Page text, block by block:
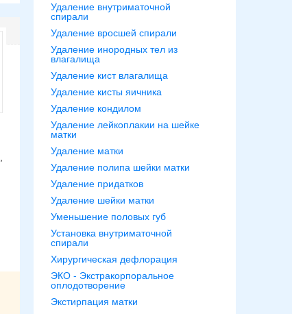
Удаление внутриматочной
спирали
Удаление вросшей спирали
Удаление инородных тел из
влагалища
Удаление кист влагалища
Удаление кисты яичника
Удаление кондилом
Удаление лейкоплакии на шейке
матки
Удаление матки
Удаление полипа шейки матки
Удаление придатков
Удаление шейки матки
Уменьшение половых губ
Установка внутриматочной
спирали
Хирургическая дефлорация
ЭКО - Экстракорпоральное
оплодотворение
Экстирпация матки